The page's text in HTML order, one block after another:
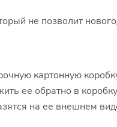
не позволит
картонную
ее обратно в
на ее внешнем